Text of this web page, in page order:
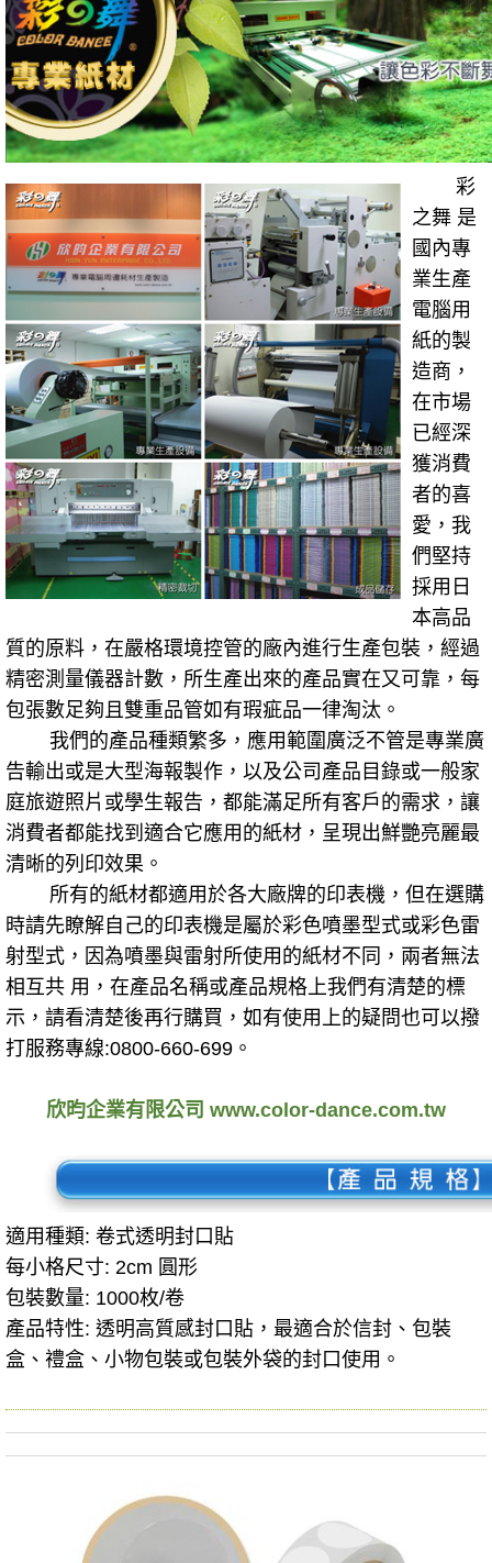
彩
之舞 是
國內專
業生產
電腦用
紙的製
造商，
在市場
已經深
獲消費
者的喜
愛，我
們堅持
採用日
本高品
質的原料，在嚴格環境控管的廠內進行生產包裝，經過
精密測量儀器計數，所生產出來的產品實在又可靠，每
包張數足夠且雙重品管如有瑕疵品一律淘汰。
我們的產品種類繁多，應用範圍廣泛不管是專業廣
告輸出或是大型海報製作，以及公司產品目錄或一般家
庭旅遊照片或學生報告，都能滿足所有客戶的需求，讓
消費者都能找到適合它應用的紙材，呈現出鮮艷亮麗最
清晰的列印效果。
所有的紙材都適用於各大廠牌的印表機，但在選購
時請先瞭解自己的印表機是屬於彩色噴墨型式或彩色雷
射型式，因為噴墨與雷射所使用的紙材不同，兩者無法
相互共 用，在產品名稱或產品規格上我們有清楚的標
示，請看清楚後再行購買，如有使用上的疑問也可以撥
打服務專線:0800-660-699。
欣昀企業有限公司 www.color-dance.com.tw
適用種類: 卷式透明封口貼
每小格尺寸: 2cm 圓形
包裝數量: 1000枚/卷
產品特性: 透明高質感封口貼，最適合於信封、包裝
盒、禮盒、小物包裝或包裝外袋的封口使用。